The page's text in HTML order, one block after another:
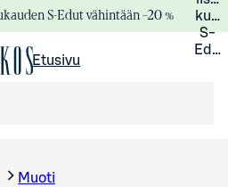
S-Edut vähintään –20 %
S-
Etusivu
Muoti